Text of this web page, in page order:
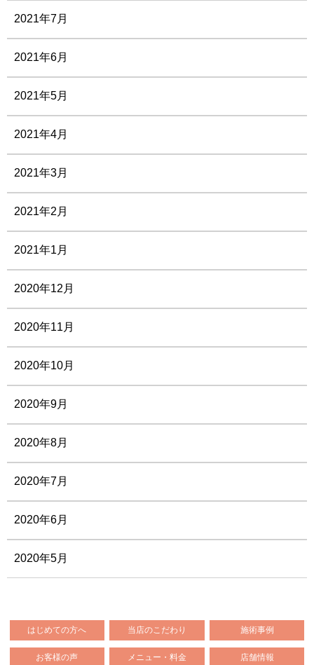
2021年7月
2021年6月
2021年5月
2021年4月
2021年3月
2021年2月
2021年1月
2020年12月
2020年11月
2020年10月
2020年9月
2020年8月
2020年7月
2020年6月
2020年5月
はじめての方へ 当店のこだわり 施術事例
お客様の声 メニュー・料金 店舗情報